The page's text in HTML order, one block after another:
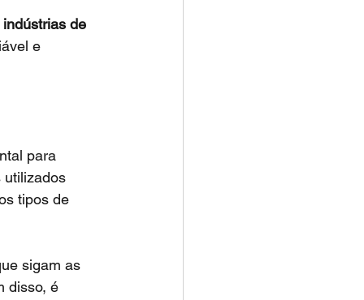
de
e
tipos de
sigam as
disso, é